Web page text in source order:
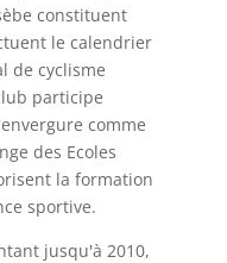
constituent
le calendrier
de cyclisme
participe
comme
des Ecoles
la formation
sportive.
jusqu'à 2010,